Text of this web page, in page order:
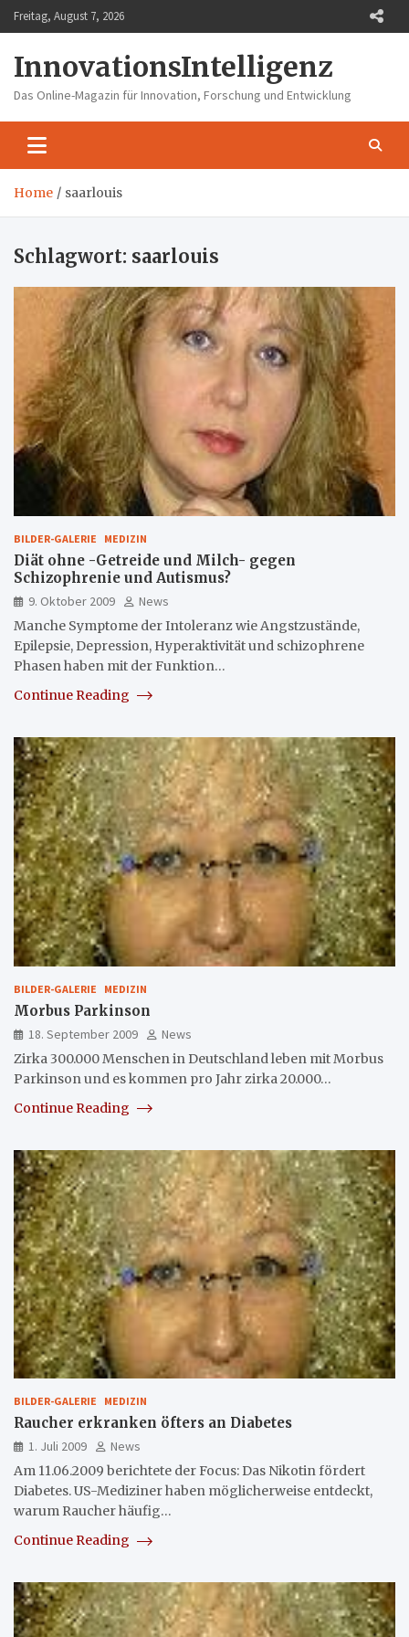
Skip
to
Freitag, August 7, 2026
InnovationsIntelligenz
Das Online-Magazin für Innovation, Forschung und Entwicklung
Home saarlouis
Schlagwort: saarlouis
BILDER-GALERIE MEDIZIN
Diät ohne -Getreide und Milch- gegen
Schizophrenie und Autismus?
9. Oktober 2009
News
Manche Symptome der Intoleranz wie Angstzustände,
Epilepsie, Depression, Hyperaktivität und schizophrene
Phasen haben mit der Funktion…
Continue Reading
BILDER-GALERIE MEDIZIN
Morbus Parkinson
18. September 2009
News
Zirka 300.000 Menschen in Deutschland leben mit Morbus
Parkinson und es kommen pro Jahr zirka 20.000…
Continue Reading
BILDER-GALERIE MEDIZIN
Raucher erkranken öfters an Diabetes
1. Juli 2009
News
Am 11.06.2009 berichtete der Focus: Das Nikotin fördert
Diabetes. US-Mediziner haben möglicherweise entdeckt,
warum Raucher häufig…
Continue Reading